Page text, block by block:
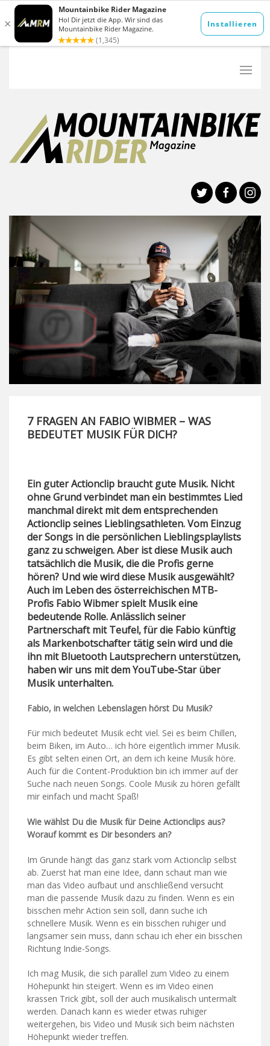
7 FRAGEN AN FABIO WIBMER – WAS
BEDEUTET MUSIK FÜR DICH?
Ein guter Actionclip braucht gute Musik. Nicht
ohne Grund verbindet man ein bestimmtes Lied
manchmal direkt mit dem entsprechenden
Actionclip seines Lieblingsathleten. Vom Einzug
der Songs in die persönlichen Lieblingsplaylists
ganz zu schweigen. Aber ist diese Musik auch
tatsächlich die Musik, die die Profis gerne
hören? Und wie wird diese Musik ausgewählt?
Auch im Leben des österreichischen MTB-
Profis Fabio Wibmer spielt Musik eine
bedeutende Rolle. Anlässlich seiner
Partnerschaft mit Teufel, für die Fabio künftig
als Markenbotschafter tätig sein wird und die
ihn mit Bluetooth Lautsprechern unterstützen,
haben wir uns mit dem YouTube-Star über
Musik unterhalten.
Fabio, in welchen Lebenslagen hörst Du Musik?
Für mich bedeutet Musik echt viel. Sei es beim Chillen,
beim Biken, im Auto… ich höre eigentlich immer Musik.
Es gibt selten einen Ort, an dem ich keine Musik höre.
Auch für die Content-Produktion bin ich immer auf der
Suche nach neuen Songs. Coole Musik zu hören gefällt
mir einfach und macht Spaß!
Wie wählst Du die Musik für Deine Actionclips aus?
Worauf kommt es Dir besonders an?
Im Grunde hängt das ganz stark vom Actionclip selbst
ab. Zuerst hat man eine Idee, dann schaut man wie
man das Video aufbaut und anschließend versucht
man die passende Musik dazu zu finden. Wenn es ein
bisschen mehr Action sein soll, dann suche ich
schnellere Musik. Wenn es ein bisschen ruhiger und
langsamer sein muss, dann schau ich eher ein bisschen
Richtung Indie-Songs.
Ich mag Musik, die sich parallel zum Video zu einem
Höhepunkt hin steigert. Wenn es im Video einen
krassen Trick gibt, soll der auch musikalisch untermalt
werden. Danach kann es wieder etwas ruhiger
weitergehen, bis Video und Musik sich beim nächsten
Höhepunkt wieder treffen.